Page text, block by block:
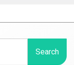
Search